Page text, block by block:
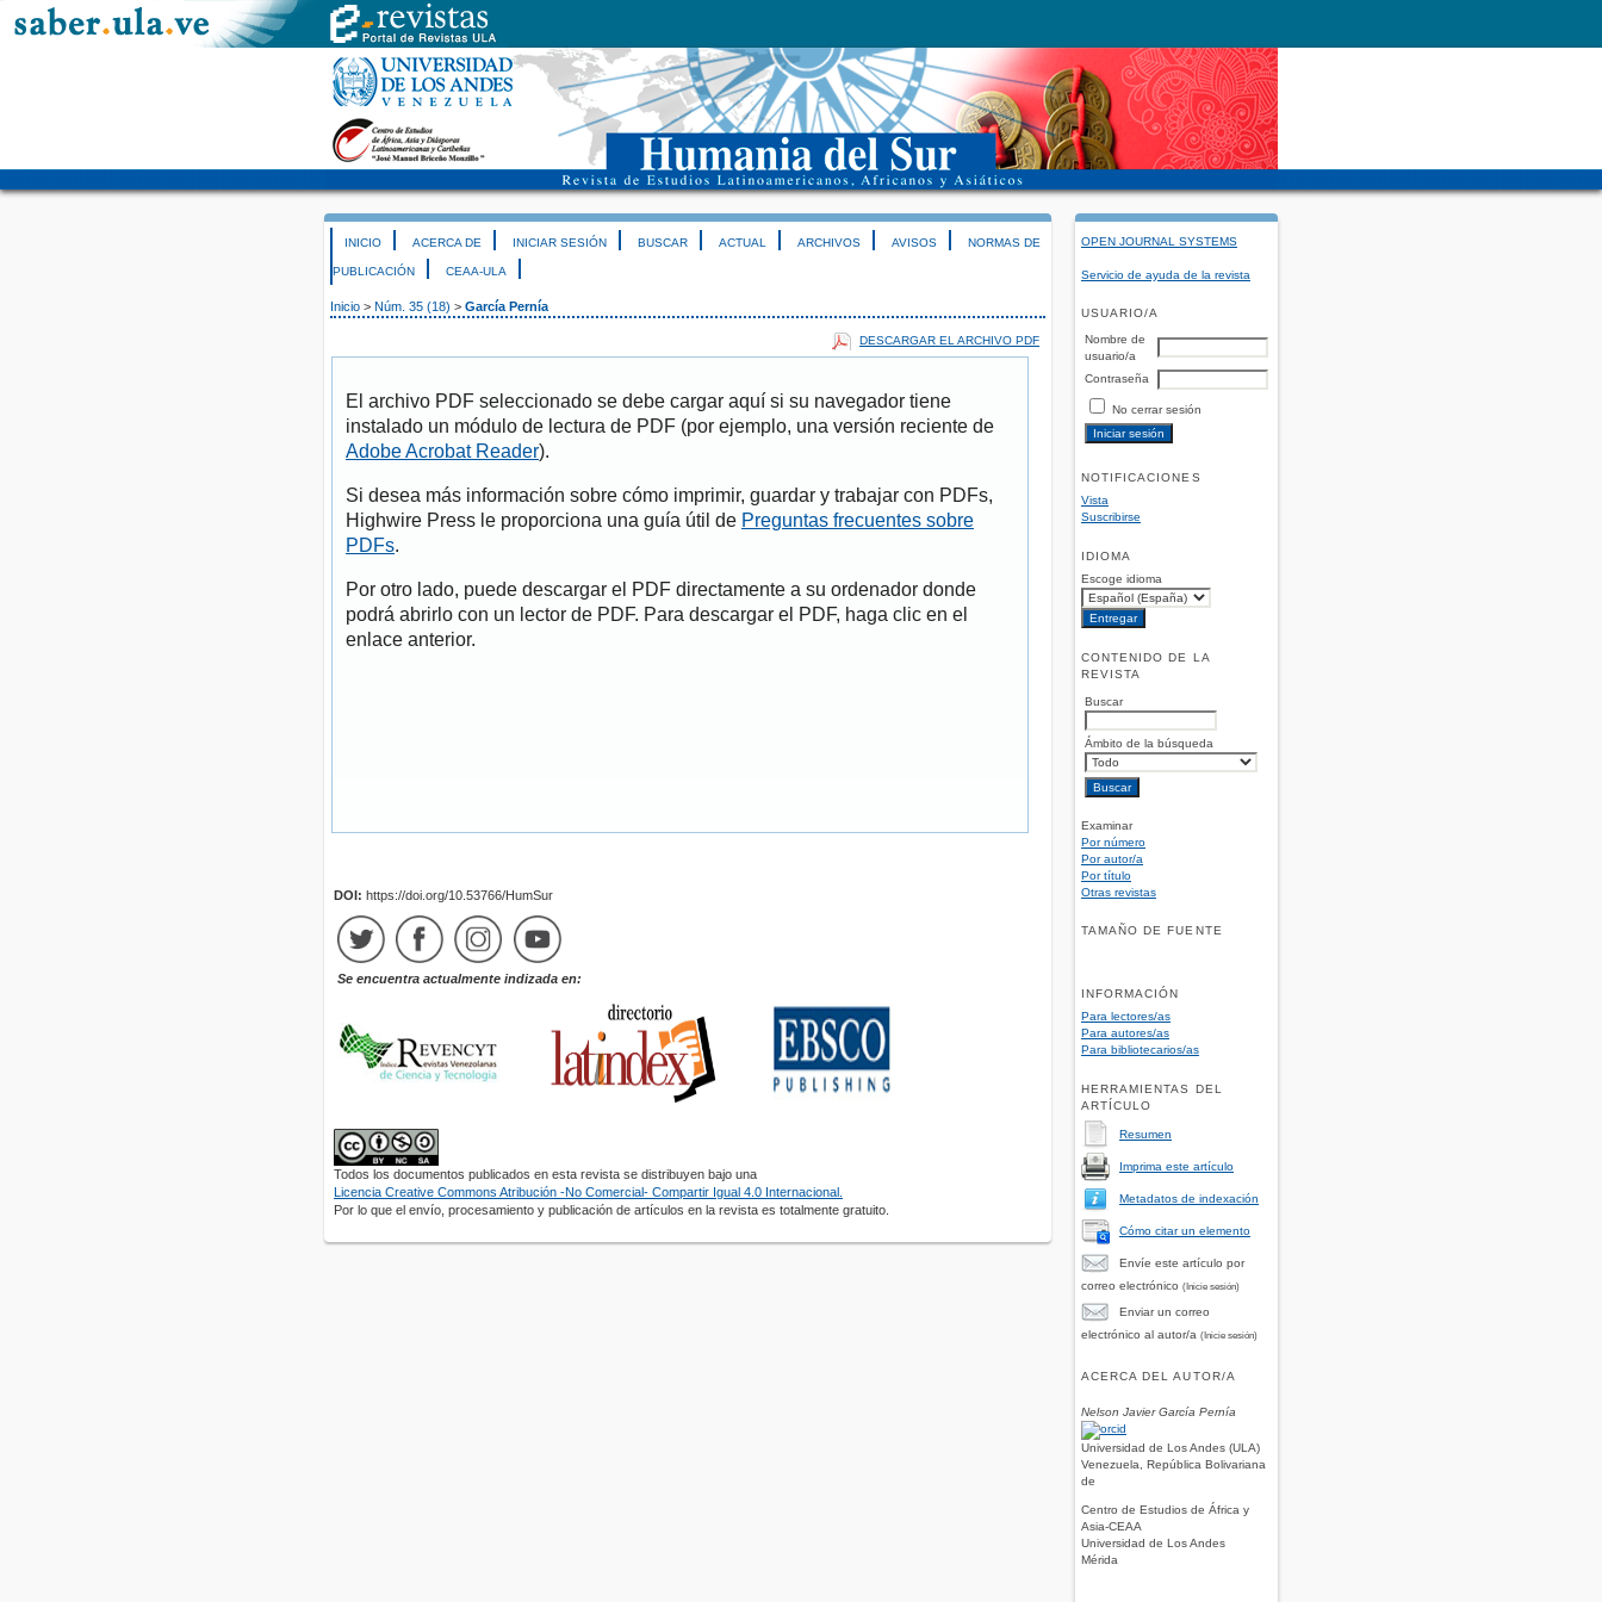
OPEN JOURNAL SYSTEMS
Servicio de ayuda de la revista
USUARIO/A
Nombre de
usuario/a
Contraseña
No cerrar sesión
NOTIFICACIONES
Vista
Suscribirse
IDIOMA
Escoge idioma
CONTENIDO DE LA
REVISTA
Buscar
Ámbito de la búsqueda
Examinar
Por número
Por autor/a
Por título
Otras revistas
TAMAÑO DE FUENTE
INFORMACIÓN
Para lectores/as
Para autores/as
Para bibliotecarios/as
HERRAMIENTAS DEL
ARTÍCULO
Resumen
Imprima este artículo
Metadatos de indexación
Cómo citar un elemento
Envíe este artículo por
correo electrónico (Inicie sesión)
Enviar un correo
electrónico al autor/a (Inicie sesión)
ACERCA DEL AUTOR/A
Nelson Javier García Pernía
Universidad de Los Andes (ULA)
Venezuela, República Bolivariana
de
Centro de Estudios de África y
Asia-CEAA
Universidad de Los Andes
Mérida
INICIO ACERCA DE INICIAR SESIÓN BUSCAR ACTUAL ARCHIVOS AVISOS NORMAS DE
PUBLICACIÓN CEAA-ULA
Inicio > Núm. 35 (18) > García Pernía
DESCARGAR EL ARCHIVO PDF
El archivo PDF seleccionado se debe cargar aquí si su navegador tiene
instalado un módulo de lectura de PDF (por ejemplo, una versión reciente de
Adobe Acrobat Reader).
Si desea más información sobre cómo imprimir, guardar y trabajar con PDFs,
Highwire Press le proporciona una guía útil de Preguntas frecuentes sobre
PDFs.
Por otro lado, puede descargar el PDF directamente a su ordenador donde
podrá abrirlo con un lector de PDF. Para descargar el PDF, haga clic en el
enlace anterior.
DOI: https://doi.org/10.53766/HumSur
Se encuentra actualmente indizada en:
Todos los documentos publicados en esta revista se distribuyen bajo una
Licencia Creative Commons Atribución -No Comercial- Compartir Igual 4.0 Internacional.
Por lo que el envío, procesamiento y publicación de artículos en la revista es totalmente gratuito.